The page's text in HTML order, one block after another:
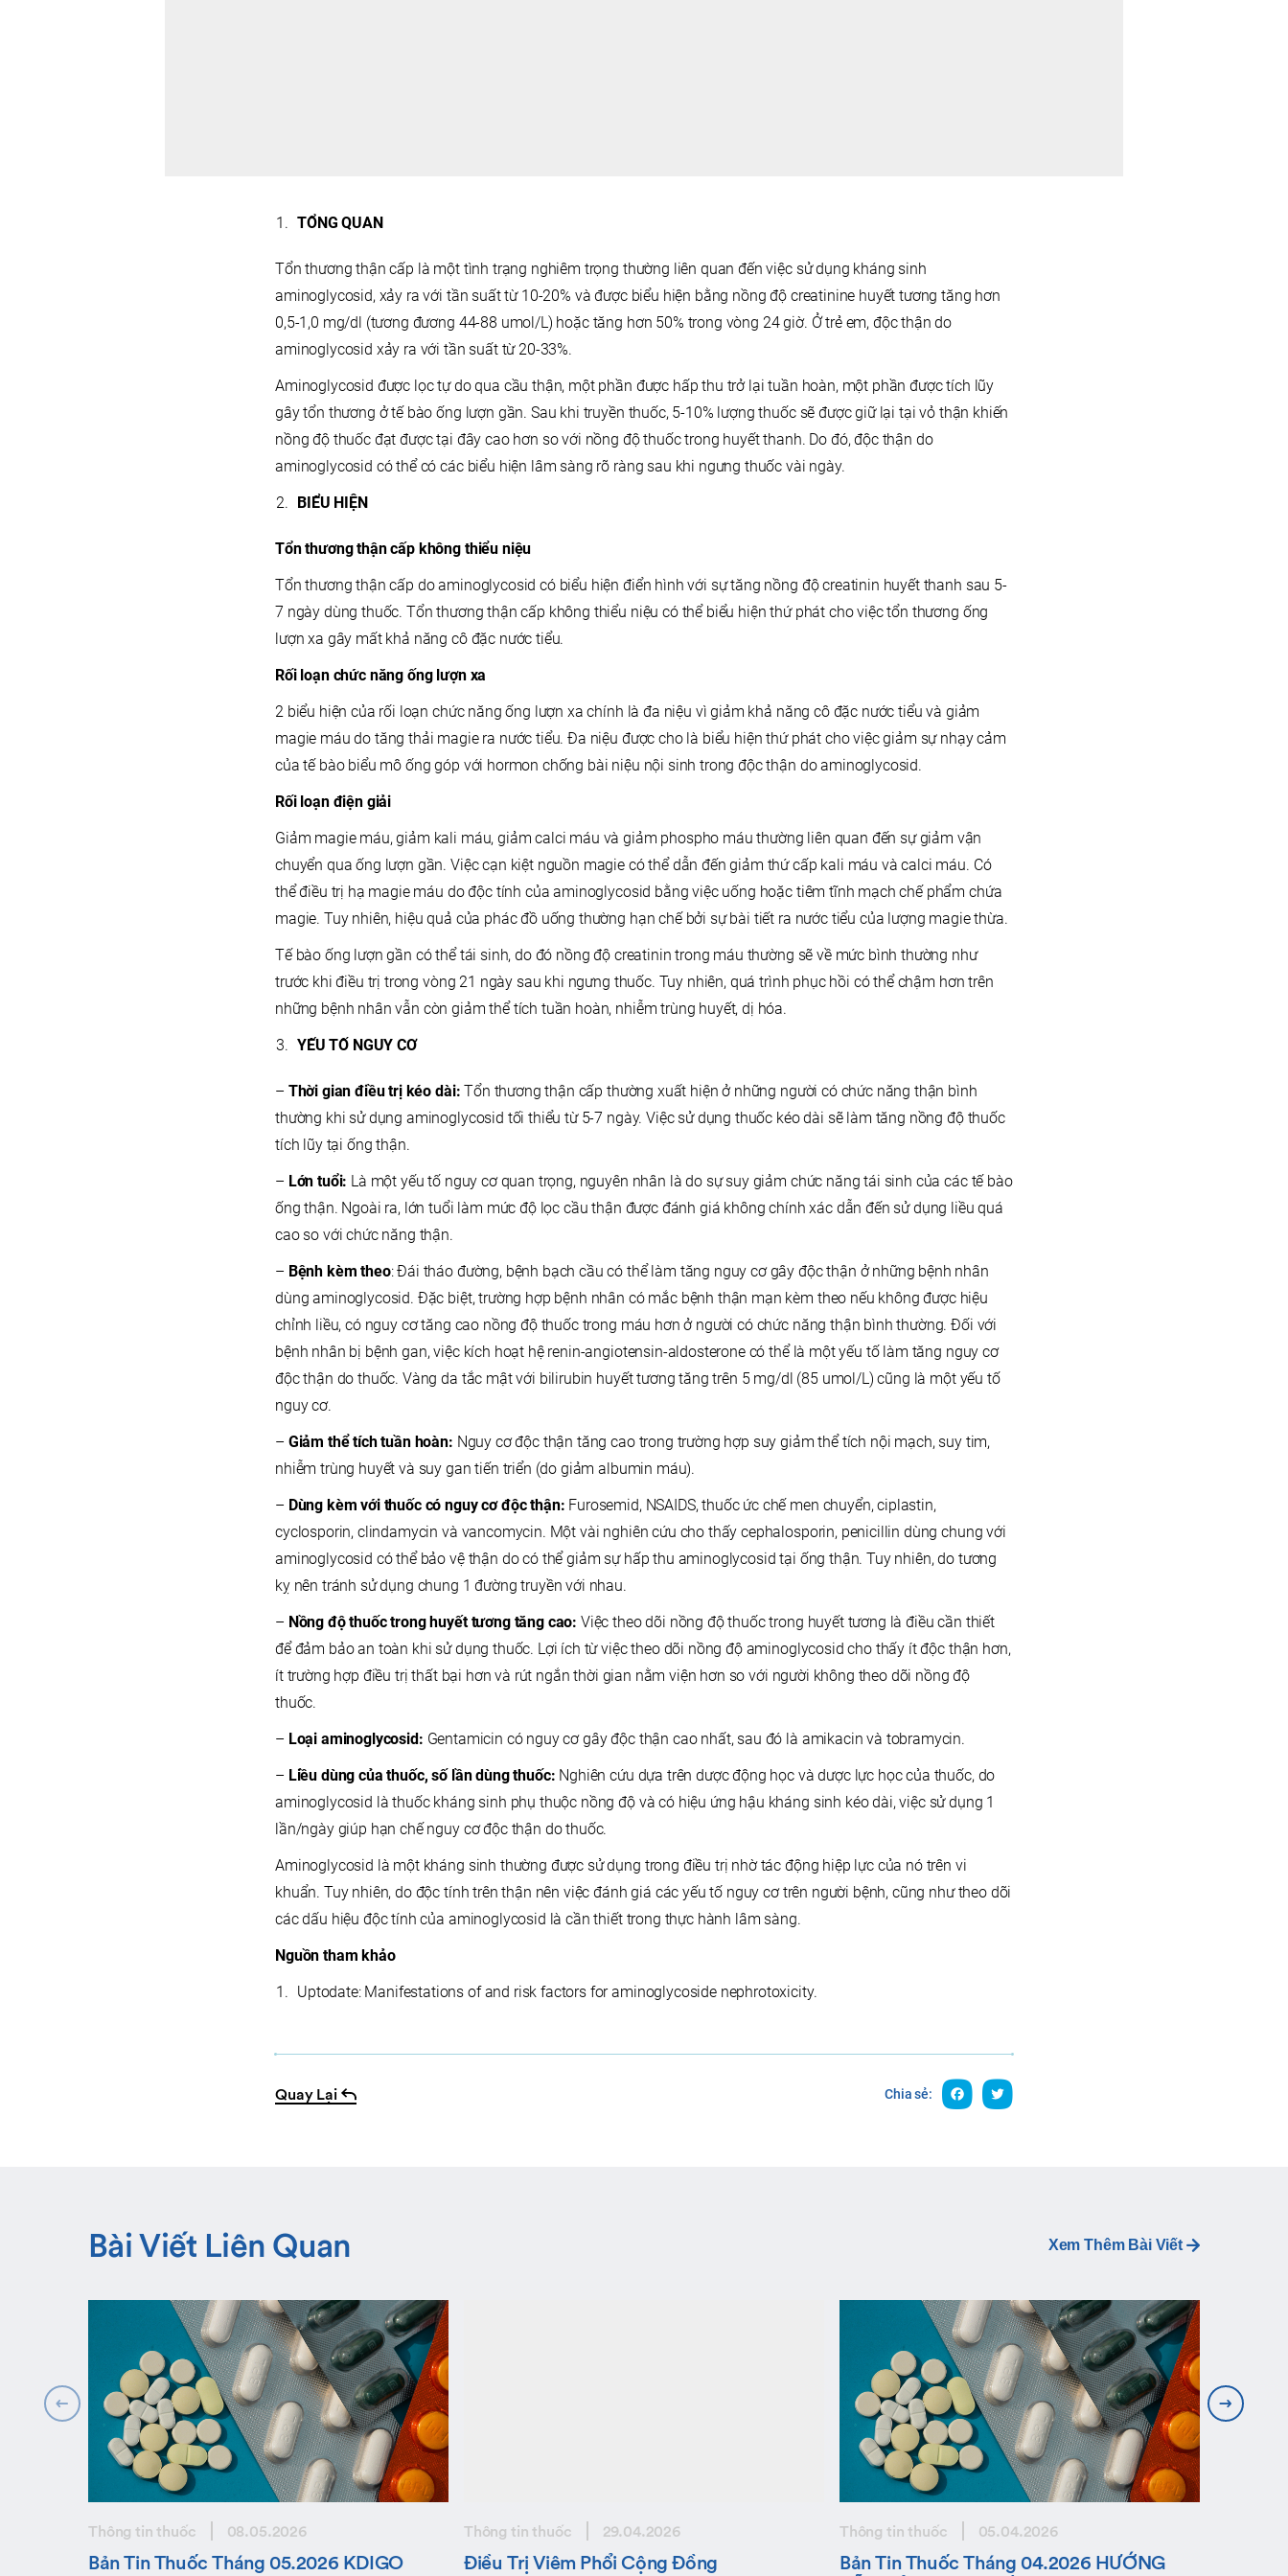
TỔNG QUAN
Tổn thương thận cấp là một tình trạng nghiêm trọng thường liên quan đến việc sử dụng kháng sinh
aminoglycosid, xảy ra với tần suất từ 10-20% và được biểu hiện bằng nồng độ creatinine huyết tương tăng hơn
0,5-1,0 mg/dl (tương đương 44-88 umol/L) hoặc tăng hơn 50% trong vòng 24 giờ. Ở trẻ em, độc thận do
aminoglycosid xảy ra với tần suất từ 20-33%.
Aminoglycosid được lọc tự do qua cầu thận, một phần được hấp thu trở lại tuần hoàn, một phần được tích lũy
gây tổn thương ở tế bào ống lượn gần. Sau khi truyền thuốc, 5-10% lượng thuốc sẽ được giữ lại tại vỏ thận khiến
nồng độ thuốc đạt được tại đây cao hơn so với nồng độ thuốc trong huyết thanh. Do đó, độc thận do
aminoglycosid có thể có các biểu hiện lâm sàng rõ ràng sau khi ngưng thuốc vài ngày.
BIỂU HIỆN
Tổn thương thận cấp không thiểu niệu
Tổn thương thận cấp do aminoglycosid có biểu hiện điển hình với sự tăng nồng độ creatinin huyết thanh sau 5-
7 ngày dùng thuốc. Tổn thương thận cấp không thiểu niệu có thể biểu hiện thứ phát cho việc tổn thương ống
lượn xa gây mất khả năng cô đặc nước tiểu.
Rối loạn chức năng ống lượn xa
2 biểu hiện của rối loạn chức năng ống lượn xa chính là đa niệu vì giảm khả năng cô đặc nước tiểu và giảm
magie máu do tăng thải magie ra nước tiểu. Đa niệu được cho là biểu hiện thứ phát cho việc giảm sự nhạy cảm
của tế bào biểu mô ống góp với hormon chống bài niệu nội sinh trong độc thận do aminoglycosid.
Rối loạn điện giải
Giảm magie máu, giảm kali máu, giảm calci máu và giảm phospho máu thường liên quan đến sự giảm vận
chuyển qua ống lượn gần. Việc cạn kiệt nguồn magie có thể dẫn đến giảm thứ cấp kali máu và calci máu. Có
thể điều trị hạ magie máu do độc tính của aminoglycosid bằng việc uống hoặc tiêm tĩnh mạch chế phẩm chứa
magie. Tuy nhiên, hiệu quả của phác đồ uống thường hạn chế bởi sự bài tiết ra nước tiểu của lượng magie thừa.
Tế bào ống lượn gần có thể tái sinh, do đó nồng độ creatinin trong máu thường sẽ về mức bình thường như
trước khi điều trị trong vòng 21 ngày sau khi ngưng thuốc. Tuy nhiên, quá trình phục hồi có thể chậm hơn trên
những bệnh nhân vẫn còn giảm thể tích tuần hoàn, nhiễm trùng huyết, dị hóa.
YẾU TỐ NGUY CƠ
– Thời gian điều trị kéo dài:Tổn thương thận cấp thường xuất hiện ở những người có chức năng thận bình
thường khi sử dụng aminoglycosid tối thiểu từ 5-7 ngày. Việc sử dụng thuốc kéo dài sẽ làm tăng nồng độ thuốc
tích lũy tại ống thận.
– Lớn tuổi: Là một yếu tố nguy cơ quan trọng, nguyên nhân là do sự suy giảm chức năng tái sinh của các tế bào
ống thận. Ngoài ra, lớn tuổi làm mức độ lọc cầu thận được đánh giá không chính xác dẫn đến sử dụng liều quá
cao so với chức năng thận.
– Bệnh kèm theo: Đái tháo đường, bệnh bạch cầu có thể làm tăng nguy cơ gây độc thận ở những bệnh nhân
dùng aminoglycosid. Đặc biệt, trường hợp bệnh nhân có mắc bệnh thận mạn kèm theo nếu không được hiệu
chỉnh liều, có nguy cơ tăng cao nồng độ thuốc trong máu hơn ở người có chức năng thận bình thường. Đối với
bệnh nhân bị bệnh gan, việc kích hoạt hệ renin-angiotensin-aldosterone có thể là một yếu tố làm tăng nguy cơ
độc thận do thuốc. Vàng da tắc mật với bilirubin huyết tương tăng trên 5 mg/dl (85 umol/L) cũng là một yếu tố
nguy cơ.
– Giảm thể tích tuần hoàn: Nguy cơ độc thận tăng cao trong trường hợp suy giảm thể tích nội mạch, suy tim,
nhiễm trùng huyết và suy gan tiến triển (do giảm albumin máu).
– Dùng kèm với thuốc có nguy cơ độc thận: Furosemid, NSAIDS, thuốc ức chế men chuyển, ciplastin,
cyclosporin, clindamycin và vancomycin. Một vài nghiên cứu cho thấy cephalosporin, penicillin dùng chung với
aminoglycosid có thể bảo vệ thận do có thể giảm sự hấp thu aminoglycosid tại ống thận. Tuy nhiên, do tương
kỵ nên tránh sử dụng chung 1 đường truyền với nhau.
– Nồng độ thuốc trong huyết tương tăng cao: Việc theo dõi nồng độ thuốc trong huyết tương là điều cần thiết
để đảm bảo an toàn khi sử dụng thuốc. Lợi ích từ việc theo dõi nồng độ aminoglycosid cho thấy ít độc thận hơn,
ít trường hợp điều trị thất bại hơn và rút ngắn thời gian nằm viện hơn so với người không theo dõi nồng độ
thuốc.
– Loại aminoglycosid: Gentamicin có nguy cơ gây độc thận cao nhất, sau đó là amikacin và tobramycin.
– Liều dùng của thuốc, số lần dùng thuốc: Nghiên cứu dựa trên dược động học và dược lực học của thuốc, do
aminoglycosid là thuốc kháng sinh phụ thuộc nồng độ và có hiệu ứng hậu kháng sinh kéo dài, việc sử dụng 1
lần/ngày giúp hạn chế nguy cơ độc thận do thuốc.
Aminoglycosid là một kháng sinh thường được sử dụng trong điều trị nhờ tác động hiệp lực của nó trên vi
khuẩn. Tuy nhiên, do độc tính trên thận nên việc đánh giá các yếu tố nguy cơ trên người bệnh, cũng như theo dõi
các dấu hiệu độc tính của aminoglycosid là cần thiết trong thực hành lâm sàng.
Nguồn tham khảo
Uptodate: Manifestations of and risk factors for aminoglycoside nephrotoxicity.
Quay Lại Chia sẻ:
Bài Viết Liên Quan Xem Thêm Bài Viết
Thông tin thuốc 08.05.2026
Bản Tin Thuốc Tháng 05.2026 KDIGO
Thông tin thuốc 29.04.2026
Điều Trị Viêm Phổi Cộng Đồng
Thông tin thuốc 05.04.2026
Bản Tin Thuốc Tháng 04.2026 HƯỚNG